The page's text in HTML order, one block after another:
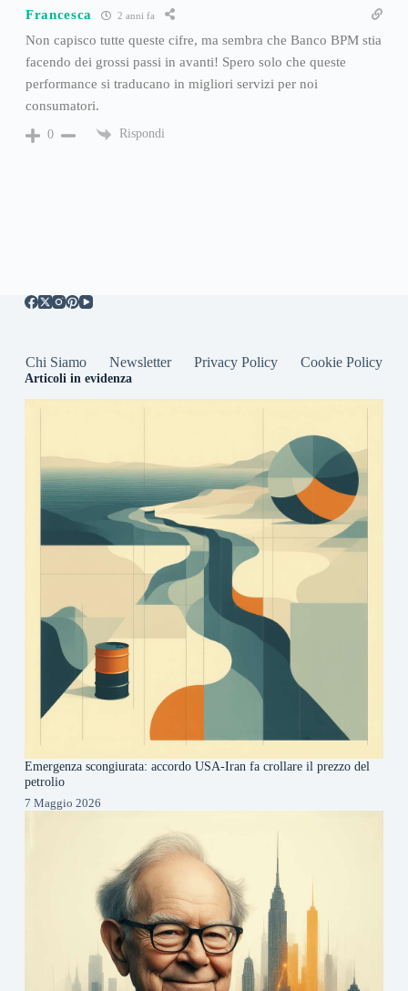
Francesca 2 anni fa
Non capisco tutte queste cifre, ma sembra che Banco BPM stia
facendo dei grossi passi in avanti! Spero solo che queste
performance si traducano in migliori servizi per noi
consumatori.
0 Rispondi
Chi Siamo Newsletter Privacy Policy Cookie Policy
Articoli in evidenza
Emergenza scongiurata: accordo USA-Iran fa crollare il prezzo del
petrolio
7 Maggio 2026